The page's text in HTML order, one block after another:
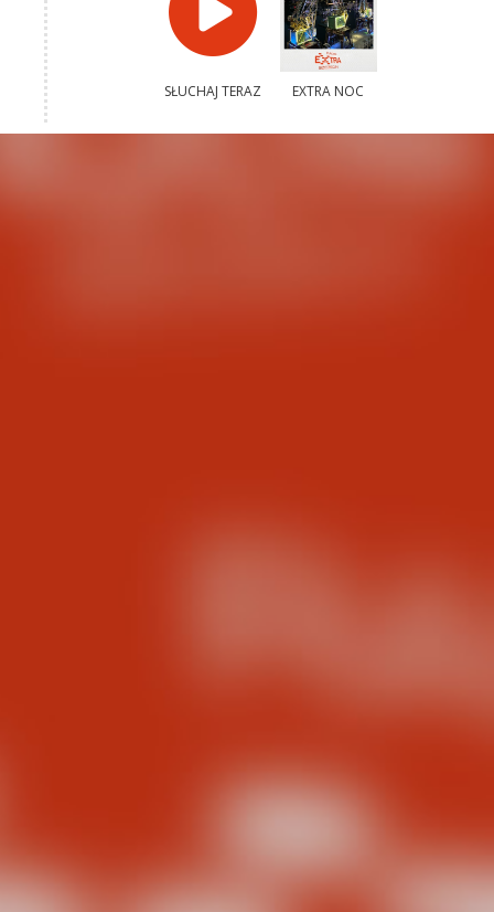
SŁUCHAJ TERAZ EXTRA NOC